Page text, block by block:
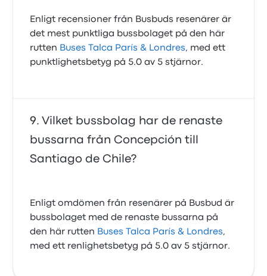
Enligt recensioner från Busbuds resenärer är
det mest punktliga bussbolaget på den här
rutten Buses Talca París & Londres, med ett
punktlighetsbetyg på 5.0 av 5 stjärnor.
Vilket bussbolag har de renaste
bussarna från Concepción till
Santiago de Chile?
Enligt omdömen från resenärer på Busbud är
bussbolaget med de renaste bussarna på
den här rutten Buses Talca París & Londres,
med ett renlighetsbetyg på 5.0 av 5 stjärnor.